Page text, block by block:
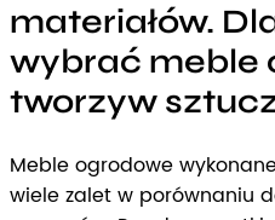
materiałów.
wybrać meble
tworzyw
Meble ogrodowe
wiele zalet w porównaniu